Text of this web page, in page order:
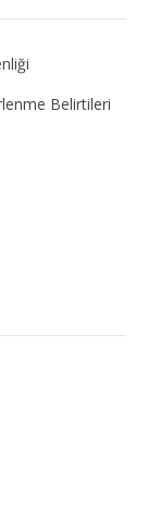
Belirtileri